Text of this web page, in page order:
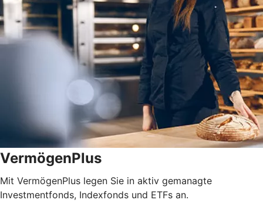
VermögenPlus
Mit VermögenPlus legen Sie in aktiv gemanagte
Investmentfonds, Indexfonds und ETFs an.